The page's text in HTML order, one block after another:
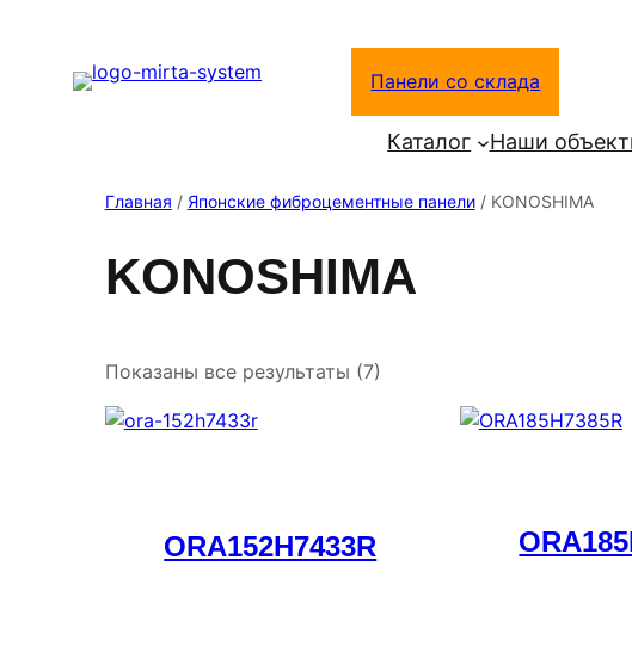
содержимому
Панели со склада
Каталог Наши
Главная / Японские фиброцементные панели/ KONOSHIMA
KONOSHIMA
Показаны все результаты (7)
ORA152H7433R